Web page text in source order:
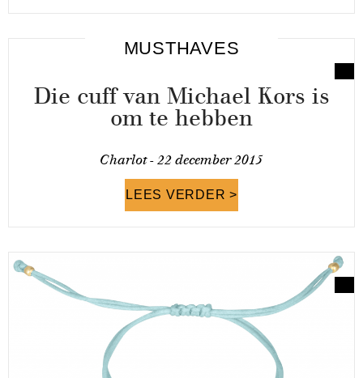
MUSTHAVES
Die cuff van Michael Kors is
om te hebben
Charlot - 22 december 2015
LEES VERDER >